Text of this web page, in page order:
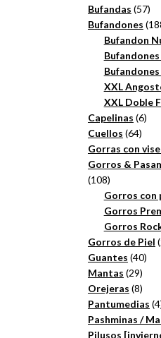
Bufandas 5757
Bufandones
Bufandon
Bufandones
Bufandones
XXL
XXL Doble
Capelinas 66
Cuellos 6464
Gorras con
Gorros &
108108
productos
Gorros con
Gorros
Gorros
Gorros de Piel
Guantes 4040
Mantas 2929
Orejeras 88
Pantumedias 4
Pashminas /
Pilusos